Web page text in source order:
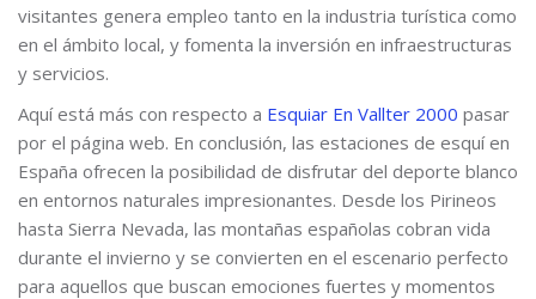
visitantes genera empleo tanto en la industria turística como
en el ámbito local, y fomenta la inversión en infraestructuras
y servicios.
Aquí está más con respecto a Esquiar En Vallter 2000 pasar
por el página web. En conclusión, las estaciones de esquí en
España ofrecen la posibilidad de disfrutar del deporte blanco
en entornos naturales impresionantes. Desde los Pirineos
hasta Sierra Nevada, las montañas españolas cobran vida
durante el invierno y se convierten en el escenario perfecto
para aquellos que buscan emociones fuertes y momentos